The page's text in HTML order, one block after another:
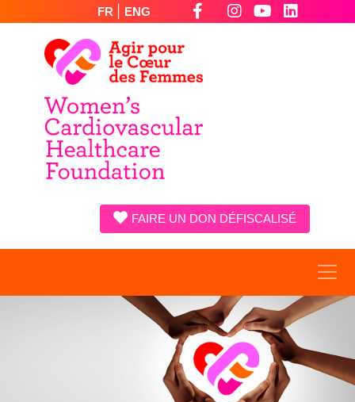
FR ENG
FAIRE UN DON DÉFISCALISÉ